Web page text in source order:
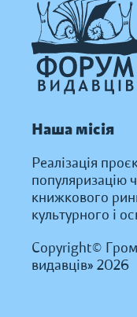
Наша місія
Реалізація
популяризацію
книжкового
культурного і
Copyright©
видавців» 2026